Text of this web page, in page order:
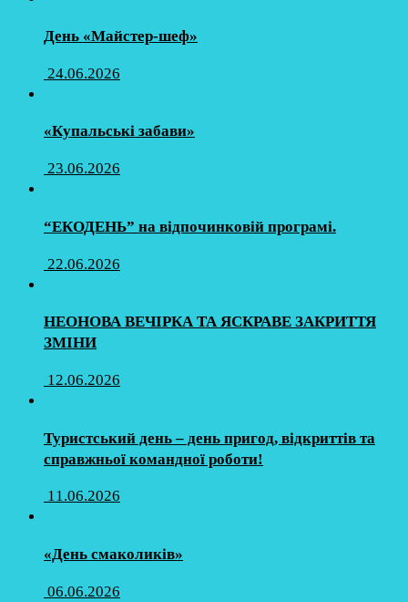
День «Майстер-шеф»
24.06.2026
«Купальські забави»
23.06.2026
“ЕКОДЕНЬ” на відпочинковій програмі.
22.06.2026
НЕОНОВА ВЕЧІРКА ТА ЯСКРАВЕ ЗАКРИТТЯ
ЗМІНИ
12.06.2026
Туристський день – день пригод, відкриттів та
справжньої командної роботи!
11.06.2026
«День смаколиків»
06.06.2026